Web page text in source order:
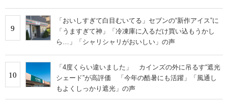
9
「おいしすぎて白目むいてる」セブンの“新作アイス”に
「うますぎて神」「冷凍庫に入るだけ買い込もうかし
ら…」「シャリシャリがおいしい」の声
10
「4度くらい違いました」 カインズの外に吊るす“遮光
シェード”が高評価 「今年の酷暑にも活躍」「風通し
もよくしっかり遮光」の声